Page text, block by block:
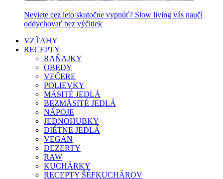
Neviete cez leto skutočne vypnúť? Slow living vás naučí
oddychovať bez výčitiek
VZŤAHY
RECEPTY
RAŇAJKY
OBEDY
VEČERE
POLIEVKY
MÄSITÉ JEDLÁ
BEZMÄSITÉ JEDLÁ
NÁPOJE
JEDNOHUBKY
DIÉTNE JEDLÁ
VEGAN
DEZERTY
RAW
KUCHÁRKY
RECEPTY ŠÉFKUCHÁROV